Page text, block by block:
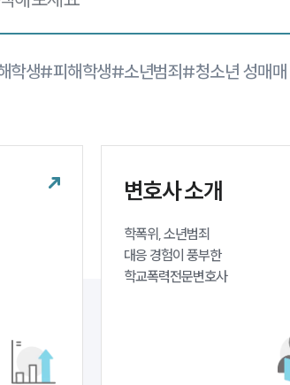
학생#피해학생#소년범죄 #청소년 성매매
변호사 소개
학폭위, 소년범죄
대응 경험이 풍부한
학교폭력전문변호사